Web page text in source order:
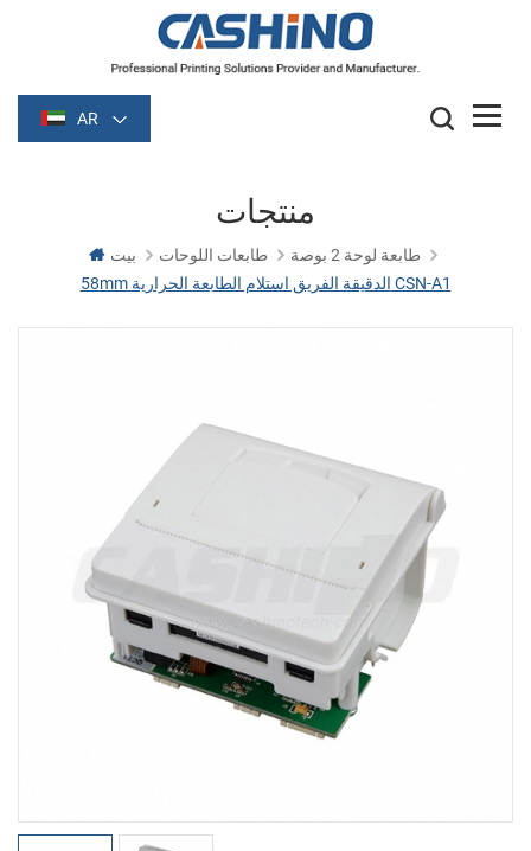
AR
منتجات
بيت طابعات اللوحات
طابعة لوحة 2 بوصة
58mm الدقيقة الفريق استلام الطابعة الحرارية CSN-A1